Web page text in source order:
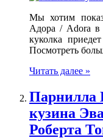
Мы хотим
Адора / Adora в
куколка
Посмотреть
Читать далее »
Парнилла
кузина
Роберта